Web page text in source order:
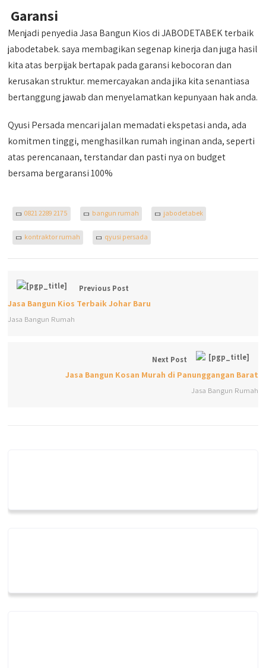
Garansi
Menjadi penyedia Jasa Bangun Kios di JABODETABEK terbaik
jabodetabek. saya membagikan segenap kinerja dan juga hasil
kita atas berpijak bertapak pada garansi kebocoran dan
kerusakan struktur. memercayakan anda jika kita senantiasa
bertanggung jawab dan menyelamatkan kepunyaan hak anda.
Qyusi Persada mencari jalan memadati ekspetasi anda, ada
komitmen tinggi, menghasilkan rumah inginan anda, seperti
atas perencanaan, terstandar dan pasti nya on budget
bersama bergaransi 100%
0821 2289 2175 bangun rumah jabodetabek
kontraktor rumah qyusi persada
Previous Post
Jasa Bangun Kios Terbaik Johar Baru
Jasa Bangun Rumah
Next Post
Jasa Bangun Kosan Murah di Panunggangan Barat
Jasa Bangun Rumah